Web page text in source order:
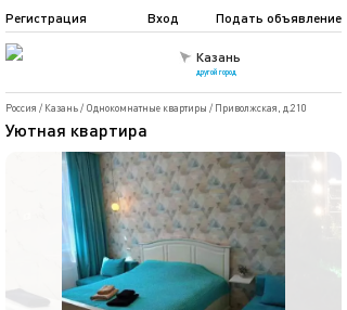
Казань
другой город
Подать объявление
Регистрация Вход
Россия / Казань/ Однокомнатные квартиры / Приволжская, д.210
Уютная квартира